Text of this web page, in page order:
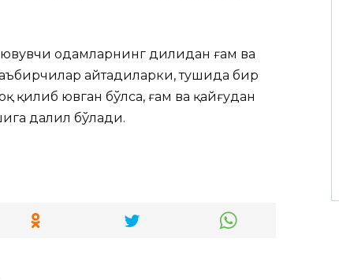
одамларнинг дилидан ғам ва
айтадиларки, тушида бир
ювган бўлса, ғам ва қайғудан
далил бўлади.